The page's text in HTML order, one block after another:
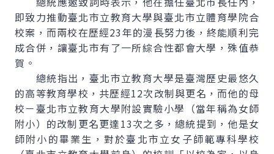
即致力推動臺北市立教育大學與臺北市立體育學院合
校案，而兩校在歷經23年的漫長努力後，終能順利完
成合併，讓臺北市有了一所綜合性都會大學，殊值恭
賀。
總統指出，臺北市立教育大學是臺灣歷史最悠久
的高等教育學校，共歷經12次改制與更名，而他的母
校－臺北市立教育大學附設實驗小學（當年稱為女師
附小）的改制更名更達13次之多，總統提到，他是女
師附小的畢業生，對於臺北市立女子師範專科學校